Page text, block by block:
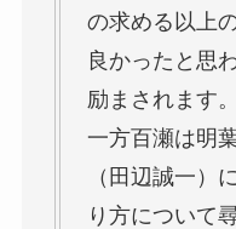
の求める以上
良かったと思
励まされます。
一方百瀬は明
（田辺誠一）
り方について